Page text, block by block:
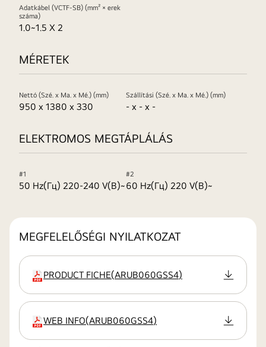
Adatkábel (VCTF-SB) (mm² × erek
száma)
1.0~1.5 X 2
MÉRETEK
Nettó (Szé. x Ma. x Mé.) (mm)
950 x 1380 x 330
Szállítási (Szé. x Ma. x Mé.) (mm)
- x - x -
ELEKTROMOS MEGTÁPLÁLÁS
#1
50 Hz(Гц) 220-240 V(B)~
#2
60 Hz(Гц) 220 V(B)~
MEGFELELŐSÉGI NYILATKOZAT
kiterjesztés
PRODUCT FICHE(ARUB060GSS4)
kiterjesztés
WEB INFO(ARUB060GSS4)